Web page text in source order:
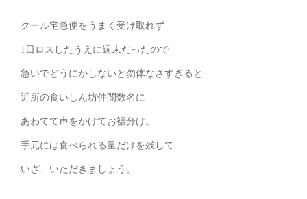
クール宅急便をうまく受け取れず
1日ロスしたうえに週末だったので
急いでどうにかしないと勿体なさすぎると
近所の食いしん坊仲間数名に
あわてて声をかけてお裾分け。
手元には食べられる量だけを残して
いざ、いただきましょう。